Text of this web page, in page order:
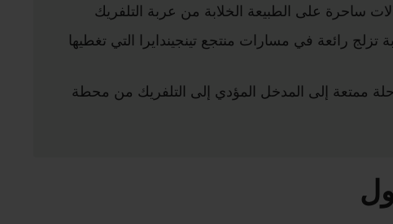
ساحرة على الطبيعة الخلابة من عربة التلفريك
تزلج رائعة في مسارات منتجع تينجيندايرا التي تغطيها
ممتعة إلى المدخل المؤدي إلى التلفريك من محطة